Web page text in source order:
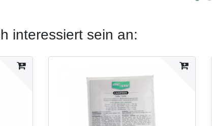
interessiert sein an: